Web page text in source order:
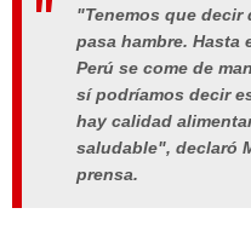
"Tenemos que decir
pasa hambre. Hasta
Perú se come de
sí podríamos decir
hay calidad
saludable", declaró
prensa.